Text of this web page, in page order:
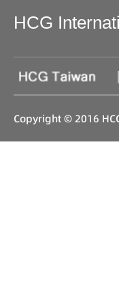
HCG
|
Copyright © 2016